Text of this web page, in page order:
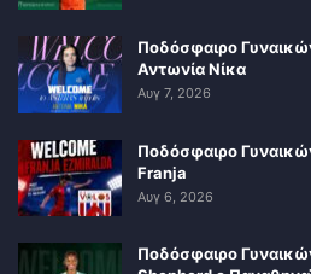
Ποδόσφαιρο
Αντωνία Νίκα
Αυγ 7, 2026
Ποδόσφαιρο
Franja
Αυγ 6, 2026
Ποδόσφαιρο